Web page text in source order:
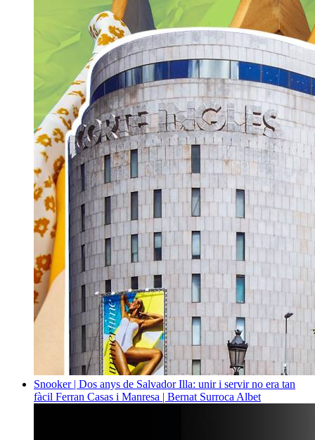
Snooker | Dos anys de Salvador Illa: unir i servir no era tan
fàcil Ferran Casas i Manresa | Bernat Surroca Albet